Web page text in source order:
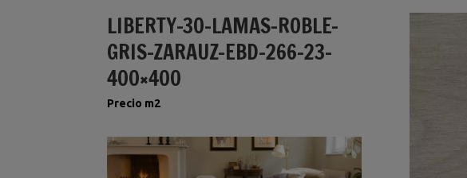
LIBERTY-30-LAMAS-ROBLE-
GRIS-ZARAUZ-EBD-266-23-
400×400
Precio m2